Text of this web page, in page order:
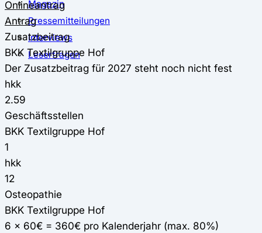
Magazin
Pressemitteilungen
Interviews
Leserfragen
Onlineantrag
Antrag
Zusatzbeitrag
BKK Textilgruppe Hof
Der Zusatzbeitrag für 2027 steht noch nicht fest
hkk
2.59
Geschäftsstellen
BKK Textilgruppe Hof
1
hkk
12
Osteopathie
BKK Textilgruppe Hof
6 x 60€ = 360€ pro Kalenderjahr (max. 80%)